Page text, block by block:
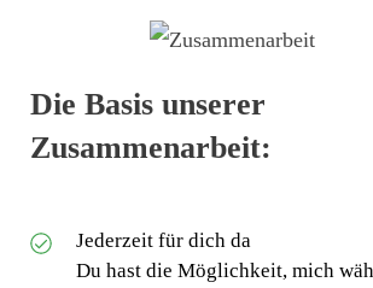
Die Basis unserer
Zusammenarbeit:
Jederzeit für dich da
Du hast die Möglichkeit, mich